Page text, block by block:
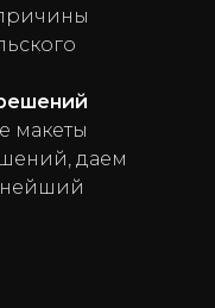
макеты
даем